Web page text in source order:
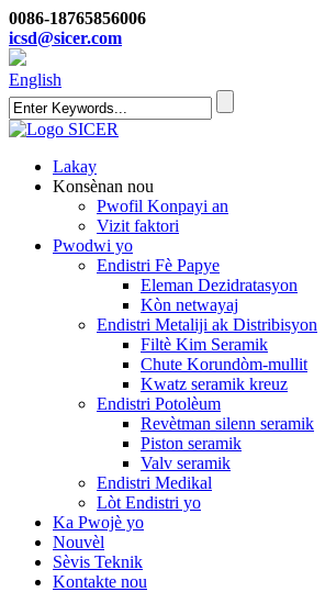
0086-18765856006
icsd@sicer.com
English
Lakay
Konsènan nou
Pwofil Konpayi an
Vizit faktori
Pwodwi yo
Endistri Fè Papye
Eleman Dezidratasyon
Kòn netwayaj
Endistri Metaliji ak Distribisyon
Filtè Kim Seramik
Chute Korundòm-mullit
Kwatz seramik kreuz
Endistri Potolèum
Revètman silenn seramik
Piston seramik
Valv seramik
Endistri Medikal
Lòt Endistri yo
Ka Pwojè yo
Nouvèl
Sèvis Teknik
Kontakte nou